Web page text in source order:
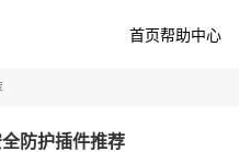
首页帮助中心
防护插件推荐